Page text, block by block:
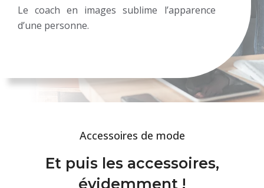
Le coach en images sublime l’apparence
d’une personne.
Accessoires de mode
Et puis les accessoires,
évidemment !